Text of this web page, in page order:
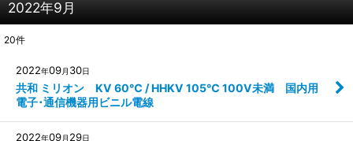
2022年9月
20件
2022年09月 30日
共和 ミリオン KV 60℃ / HHKV 105℃ 100V未満 国内用
電子･通信機器用ビニル電線
2022年09月 29日